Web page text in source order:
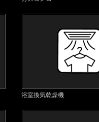
浴室換気乾燥機